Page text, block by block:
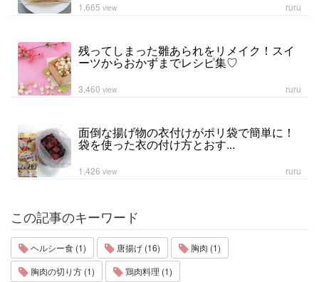
ruru
1,665 view
残ってしまった雛あられをリメイク！スイ
ーツからおかずまでレシピ集♡
ruru
3,460 view
面倒な揚げ物の衣付けがポリ袋で簡単に！
袋を使った衣の付け方とおす...
ruru
1,426 view
この記事のキーワード
ヘルシー食 (1) 唐揚げ (16)
胸肉 (1)
胸肉の切り方 (1)
鶏肉料理 (1)